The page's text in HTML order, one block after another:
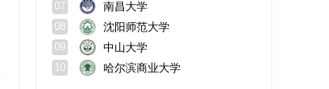
07 南昌大学
08 沈阳师范大学
09 中山大学
10 哈尔滨商业大学